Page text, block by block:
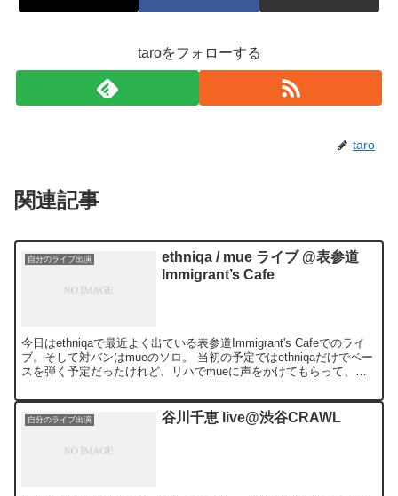
taroをフォローする
taro
関連記事
自分のライブ出演
ethniqa / mue ライブ @表参道
Immigrant’s Cafe
今日はethniqaで最近よく出ている表参道Immigrant's Cafeでのライ
ブ。そして対バンはmueのソロ。 当初の予定ではethniqaだけでベー
スを弾く予定だったけれど、リハでmueに声をかけてもらって、も
自分のライブ出演 谷川千恵 live@渋谷CRAWL